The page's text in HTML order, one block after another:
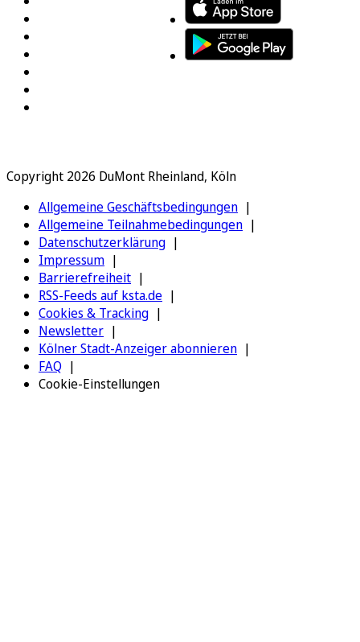
Copyright 2026 DuMont Rheinland, Köln
Allgemeine Geschäftsbedingungen
Allgemeine Teilnahmebedingungen
Datenschutzerklärung
Impressum
Barrierefreiheit
RSS-Feeds auf ksta.de
Cookies & Tracking
Newsletter
Kölner Stadt-Anzeiger abonnieren
FAQ
Cookie-Einstellungen